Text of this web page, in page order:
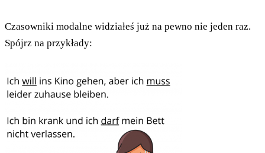
Czasowniki modalne widziałeś już na pewno nie jeden raz.
Spójrz na przykłady: